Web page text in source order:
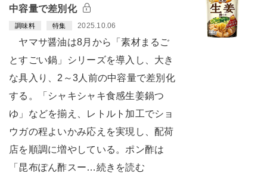
中容量で差別化
調味料 特集 2025.10.06
ヤマサ醤油は8月から「素材まるご
とすごい鍋」シリーズを導入し、大き
な具入り、2～3人前の中容量で差別化
する。「シャキシャキ食感生姜鍋つ
ゆ」などを揃え、レトルト加工でショ
ウガの程よいかみ応えを実現し、配荷
店を順調に増やしている。ポン酢は
「昆布ぽん酢スー…続きを読む